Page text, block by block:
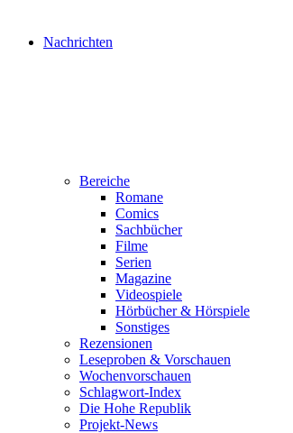
Nachrichten
Bereiche
Romane
Comics
Sachbücher
Filme
Serien
Magazine
Videospiele
Hörbücher & Hörspiele
Sonstiges
Rezensionen
Leseproben & Vorschauen
Wochenvorschauen
Schlagwort-Index
Die Hohe Republik
Projekt-News